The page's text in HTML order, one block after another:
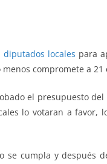
diputados locales para
compromete a
el presupuesto
lo votaran a favor,
se cumpla y después